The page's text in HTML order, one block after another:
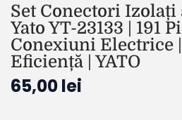
Set Conectori Izolați
Yato YT-23133 | 191
Conexiuni Electrice
Eficiență | YATO
65,00lei